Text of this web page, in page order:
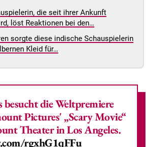
die seit ihrer Ankunft
löst Reaktionen bei den…
sorgte diese indische Schauspielerin
Kleid für…
besucht die Weltpremiere
Pictures' „Scary Movie“
Theater in Los Angeles.
rgxhG1qFFu